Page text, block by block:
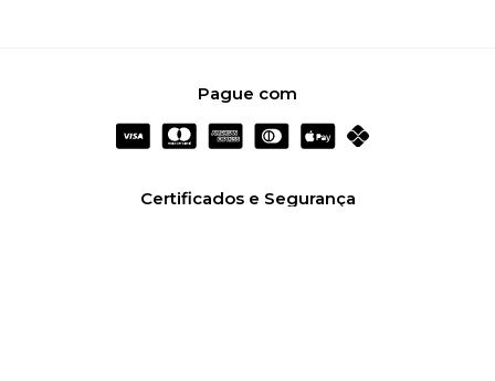
Pague com
Certificados e Segurança